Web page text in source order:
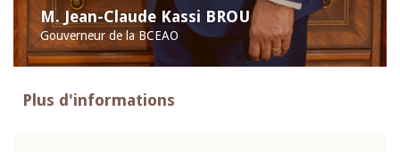
M. Jean-Claude Kassi BROU
Gouverneur de la BCEAO
Plus d'informations